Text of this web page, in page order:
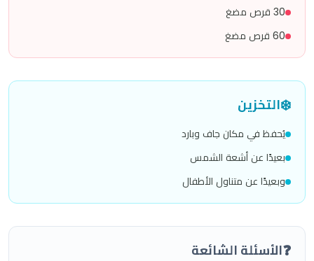
30 قرص مضغ
60 قرص مضغ
❄️التخزين
يُحفظ في مكان جاف وبارد
بعيدًا عن أشعة الشمس
وبعيدًا عن متناول الأطفال
❓الأسئلة الشائعة